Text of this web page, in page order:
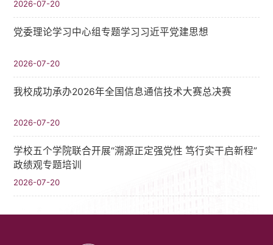
2026-07-20
党委理论学习中心组专题学习习近平党建思想
2026-07-20
我校成功承办2026年全国信息通信技术大赛总决赛
2026-07-20
学校五个学院联合开展“溯源正定强党性 笃行实干启新程”
政绩观专题培训
2026-07-20